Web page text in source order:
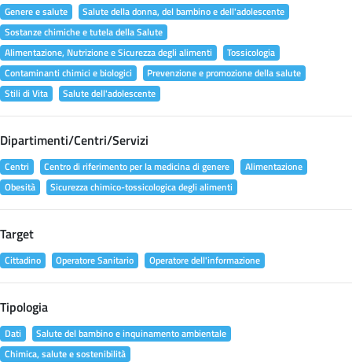
Genere e salute
Salute della donna, del bambino e dell'adolescente
Sostanze chimiche e tutela della Salute
Alimentazione, Nutrizione e Sicurezza degli alimenti
Tossicologia
Contaminanti chimici e biologici
Prevenzione e promozione della salute
Stili di Vita
Salute dell'adolescente
Dipartimenti/Centri/Servizi
Centri Centro di riferimento per la medicina di genere
Alimentazione
Obesità
Sicurezza chimico-tossicologica degli alimenti
Target
Cittadino Operatore Sanitario Operatore dell'informazione
Tipologia
Dati
Salute del bambino e inquinamento ambientale
Chimica, salute e sostenibilità